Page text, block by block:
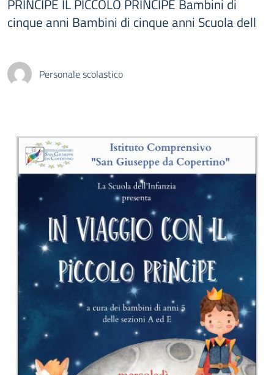
PRINCIPE IL PICCOLO PRINCIPE Bambini di
cinque anni Bambini di cinque anni Scuola dell
Personale scolastico